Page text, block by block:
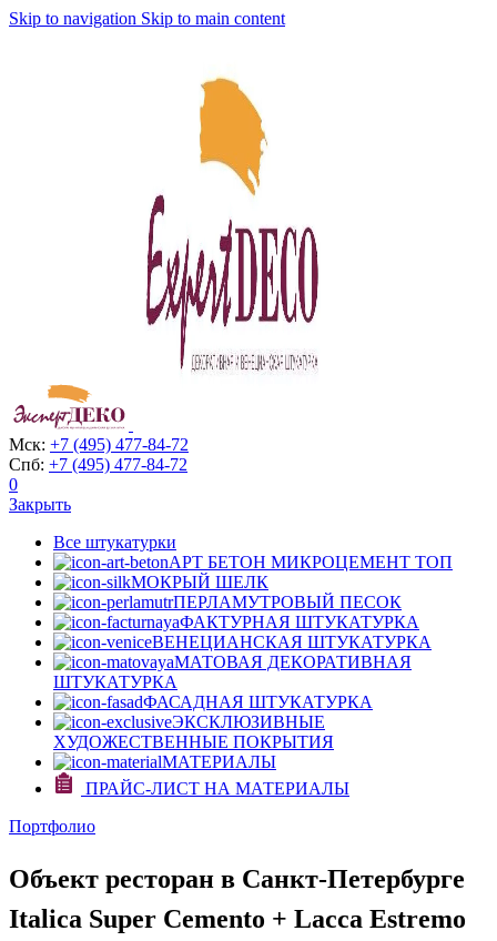
Skip to navigation Skip to main content
Мск: +7 (495) 477-84-72
Спб: +7 (495) 477-84-72
0
Закрыть
Все штукатурки
АРТ БЕТОН МИКРОЦЕМЕНТ ТОП
МОКРЫЙ ШЕЛК
ПЕРЛАМУТРОВЫЙ ПЕСОК
ФАКТУРНАЯ ШТУКАТУРКА
ВЕНЕЦИАНСКАЯ ШТУКАТУРКА
МАТОВАЯ ДЕКОРАТИВНАЯ
ШТУКАТУРКА
ФАСАДНАЯ ШТУКАТУРКА
ЭКСКЛЮЗИВНЫЕ
ХУДОЖЕСТВЕННЫЕ ПОКРЫТИЯ
МАТЕРИАЛЫ
ПРАЙС-ЛИСТ НА МАТЕРИАЛЫ
Портфолио
Объект ресторан в Санкт-Петербурге
Italica Super Cemento + Lacca Estremo